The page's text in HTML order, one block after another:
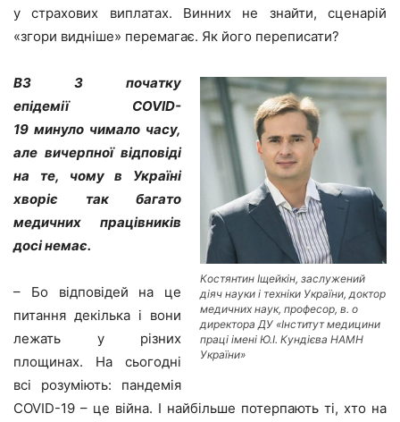
у страхових виплатах. Винних не знайти, сценарій
«згори видніше» перемагає. Як його переписати?
Костянтин Іщейкін, заслужений
діяч науки і техніки України, доктор
медичних наук, професор, в. о
директора ДУ «Інститут медицини
праці імені Ю.І. Кундієва НАМН
України»
ВЗ З початку
епідемії COVID-
19 минуло чимало часу,
але вичерпної відповіді
на те, чому в Україні
хворіє так багато
медичних працівників
досі немає.
– Бо відповідей на це
питання декілька і вони
лежать у різних
площинах. На сьогодні
всі розуміють: пандемія
COVID-19 – це війна. І найбільше потерпають ті, хто на